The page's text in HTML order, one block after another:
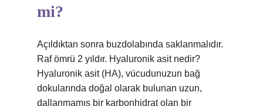
mi?
Açıldıktan sonra buzdolabında saklanmalıdır.
Raf ömrü 2 yıldır. Hyaluronik asit nedir?
Hyaluronik asit (HA), vücudunuzun bağ
dokularında doğal olarak bulunan uzun,
dallanmamış bir karbonhidrat olan bir